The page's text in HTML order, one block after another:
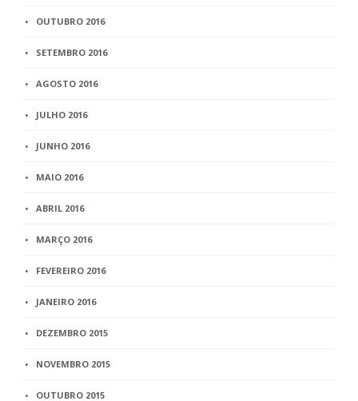
OUTUBRO 2016
SETEMBRO 2016
AGOSTO 2016
JULHO 2016
JUNHO 2016
MAIO 2016
ABRIL 2016
MARÇO 2016
FEVEREIRO 2016
JANEIRO 2016
DEZEMBRO 2015
NOVEMBRO 2015
OUTUBRO 2015